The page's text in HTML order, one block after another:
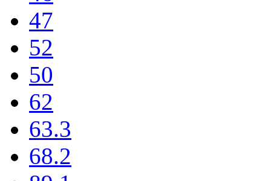
47
52
50
62
63.3
68.2